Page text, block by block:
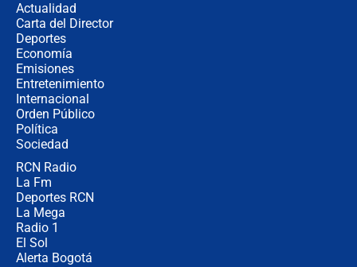
Actualidad
Carta del Director
Deportes
Economía
Emisiones
Entretenimiento
Internacional
Orden Público
Política
Sociedad
RCN Radio
La Fm
Deportes RCN
La Mega
Radio 1
El Sol
Alerta Bogotá